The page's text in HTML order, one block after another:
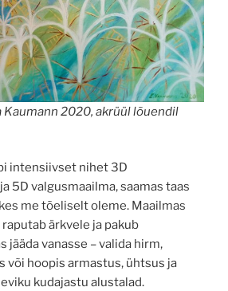
Kaumann 2020, akrüül lõuendil
intensiivset nihet 3D
5D valgusmaailma, saamas taas
me tõeliselt oleme. Maailmas
ärkvele ja pakub
jääda vanasse – valida hirm,
või hoopis armastus, ühtsus ja
kudajastu alustalad.